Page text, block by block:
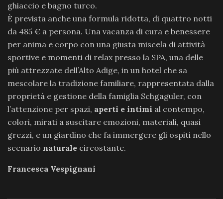
ghiaccio e bagno turco.
È prevista anche una formula ridotta, di quattro notti
da 485 € a persona. Una vacanza di cura e benessere
per anima e corpo con una giusta miscela di attività
sportive e momenti di relax presso la SPA, una delle
più attrezzate dell’Alto Adige, in un hotel che sa
mescolare la tradizione familiare, rappresentata dalla
proprietà e gestione della famiglia Schgaguler, con
l’attenzione per spazi, aperti e intimi al contempo,
colori, mirati a suscitare emozioni, materiali, quasi
grezzi, e un giardino che fa immergere gli ospiti nello
scenario naturale circostante.
Francesca Vespignani